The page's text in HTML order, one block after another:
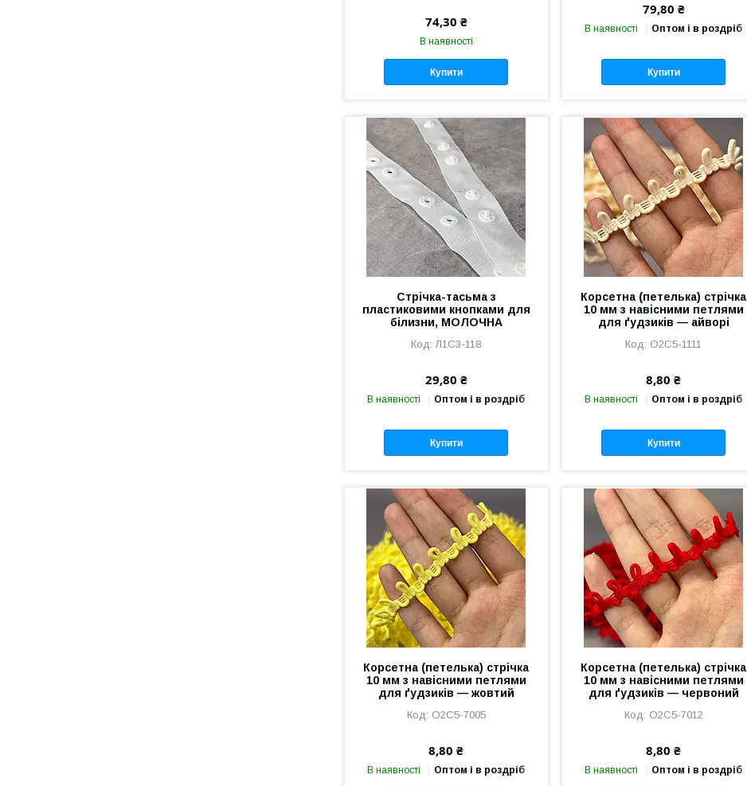
74,30 ₴
В наявності
Купити
79,80 ₴
В наявності Оптом і в роздріб
Купити
Стрічка-тасьма з
пластиковими кнопками для
білизни, МОЛОЧНА
Л1С3-118
29,80 ₴
В наявності Оптом і в роздріб
Купити
Корсетна (петелька) стрічка
10 мм з навісними петлями
для ґудзиків — айворі
О2С5-1111
8,80 ₴
В наявності Оптом і в роздріб
Купити
Корсетна (петелька) стрічка
10 мм з навісними петлями
для ґудзиків — жовтий
О2С5-7005
8,80 ₴
В наявності Оптом і в роздріб
Корсетна (петелька) стрічка
10 мм з навісними петлями
для ґудзиків — червоний
О2С5-7012
8,80 ₴
В наявності Оптом і в роздріб